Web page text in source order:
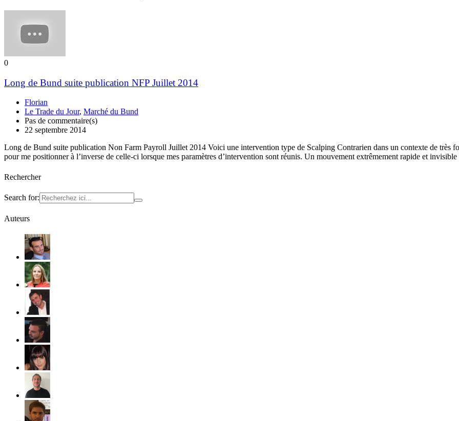
0
Long de Bund suite publication NFP Juillet 2014
Florian
Le Trade du Jour, Marché du Bund
Pas de commentaire(s)
22 septembre 2014
Long de Bund suite publication Non Farm Payroll Juillet 2014 Voici une intervention type de Scalping Contrarien dans un contexte de très
pour me positionner à l’inverse de celle-ci lorsque mes paramètres d’intervention sont réunis. Un mouvement extrêmement rapide et
Rechercher
Search for:
Auteurs